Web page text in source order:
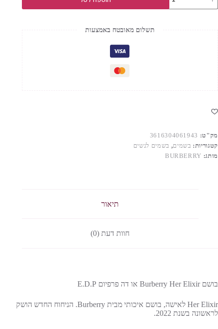
BURBERRY
תשלום מאובטח באמצעות
מק"ט: 3616304061943
קטגוריות: בשמים, בשמים לנשים
מותג: BURBERRY
תיאור
חוות דעת (0)
בושם Burberry Her Elixir או דה פרפיום E.D.P
Her Elixir לאישה, בושם איכותי מבית Burberry. הניחוח החדש הושק
לראשונה בשנת 2022.